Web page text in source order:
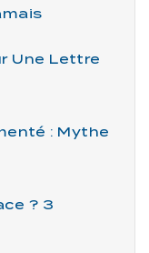
Une Lettre
: Mythe
? 3